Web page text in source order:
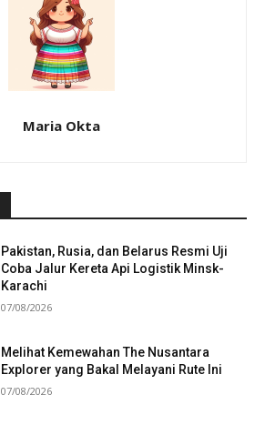
Maria Okta
Pakistan, Rusia, dan Belarus Resmi Uji
Coba Jalur Kereta Api Logistik Minsk-
Karachi
07/08/2026
Melihat Kemewahan The Nusantara
Explorer yang Bakal Melayani Rute Ini
07/08/2026